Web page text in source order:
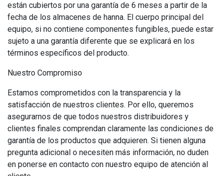
están cubiertos por una garantía de 6 meses a partir de la
fecha de los almacenes de hanna. El cuerpo principal del
equipo, si no contiene componentes fungibles, puede estar
sujeto a una garantía diferente que se explicará en los
términos específicos del producto.
Nuestro Compromiso
Estamos comprometidos con la transparencia y la
satisfacción de nuestros clientes. Por ello, queremos
asegurarnos de que todos nuestros distribuidores y
clientes finales comprendan claramente las condiciones de
garantía de los productos que adquieren. Si tienen alguna
pregunta adicional o necesiten más información, no duden
en ponerse en contacto con nuestro equipo de atención al